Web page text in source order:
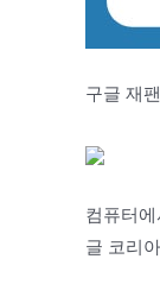
구글 재
컴퓨터
글 코리